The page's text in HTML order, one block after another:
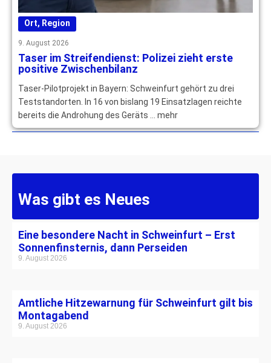
Ort, Region
9. August 2026
Taser im Streifendienst: Polizei zieht erste
positive Zwischenbilanz
Taser-Pilotprojekt in Bayern: Schweinfurt gehört zu drei
Teststandorten. In 16 von bislang 19 Einsatzlagen reichte
bereits die Androhung des Geräts … mehr
Was gibt es Neues
Eine besondere Nacht in Schweinfurt – Erst
Sonnenfinsternis, dann Perseiden
9. August 2026
Amtliche Hitzewarnung für Schweinfurt gilt bis
Montagabend
9. August 2026